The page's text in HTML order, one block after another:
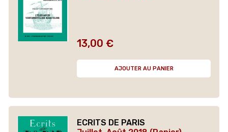
Prix
13,00 €
AJOUTER AU PANIER
ECRITS DE PARIS